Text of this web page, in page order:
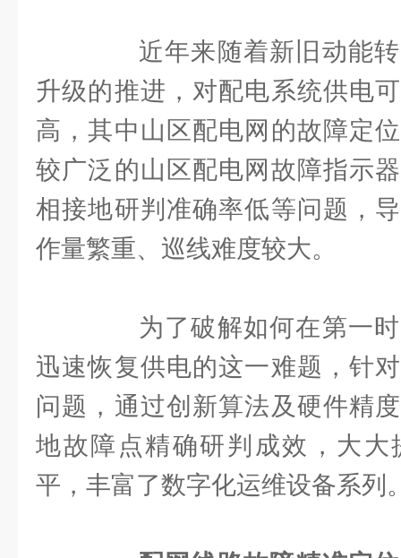
近年来随着新旧动能转
升级的推进，对配电系统供电
高，其中山区配电网的故障定
较广泛的山区配电网故障指示
相接地研判准确率低等问题，
作量繁重、巡线难度较大。
为了破解如何在第一时
迅速恢复供电的这一难题，针
问题，通过创新算法及硬件精
地故障点精确研判成效，大大
平，丰富了数字化运维设备系列